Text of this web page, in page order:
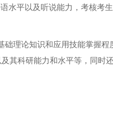
平以及听说能力，考核考
理论知识和应用技能掌握程
其科研能力和水平等，同时